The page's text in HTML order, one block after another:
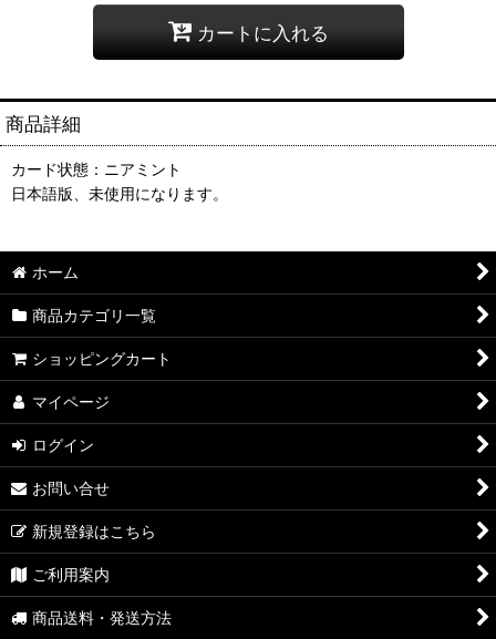
カートに入れる
商品詳細
カード状態：ニアミント
日本語版、未使用になります。
ホーム
商品カテゴリ一覧
ショッピングカート
マイページ
ログイン
お問い合せ
新規登録はこちら
ご利用案内
商品送料・発送方法